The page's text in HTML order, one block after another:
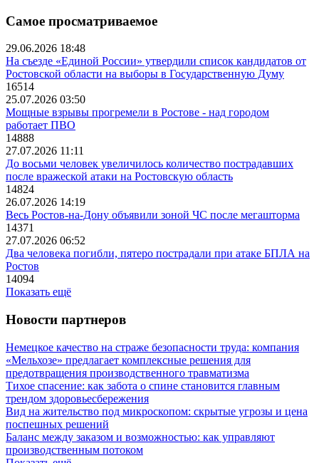
Самое просматриваемое
29.06.2026 18:48
На съезде «Единой России» утвердили список кандидатов от
Ростовской области на выборы в Государственную Думу
16514
25.07.2026 03:50
Мощные взрывы прогремели в Ростове - над городом
работает ПВО
14888
27.07.2026 11:11
До восьми человек увеличилось количество пострадавших
после вражеской атаки на Ростовскую область
14824
26.07.2026 14:19
Весь Ростов-на-Дону объявили зоной ЧС после мегашторма
14371
27.07.2026 06:52
Два человека погибли, пятеро пострадали при атаке БПЛА на
Ростов
14094
Показать ещё
Новости партнеров
Немецкое качество на страже безопасности труда: компания
«Мельхозе» предлагает комплексные решения для
предотвращения производственного травматизма
Тихое спасение: как забота о спине становится главным
трендом здоровьесбережения
Вид на жительство под микроскопом: скрытые угрозы и цена
поспешных решений
Баланс между заказом и возможностью: как управляют
производственным потоком